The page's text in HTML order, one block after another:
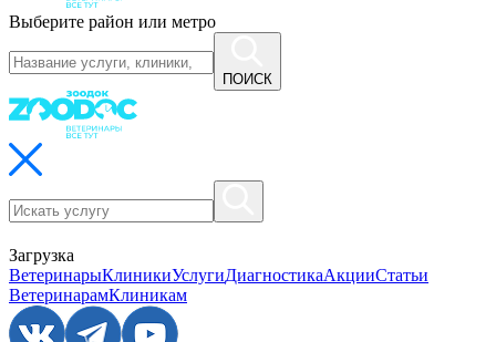
Выберите район или метро
ПОИСК
Загрузка
ВетеринарыКлиникиУслугиДиагностикаАкцииСтатьи
ВетеринарамКлиникам